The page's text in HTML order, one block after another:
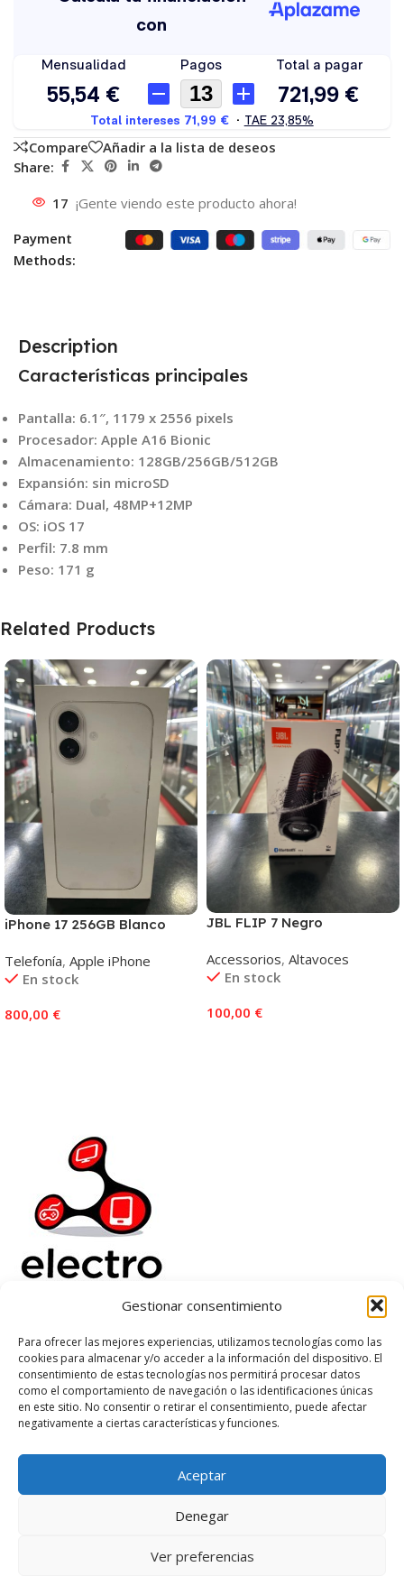
Gestionar consentimiento
Para ofrecer las mejores experiencias, utilizamos tecnologías como las
cookies para almacenar y/o acceder a la información del dispositivo. El
consentimiento de estas tecnologías nos permitirá procesar datos
como el comportamiento de navegación o las identificaciones únicas
en este sitio. No consentir o retirar el consentimiento, puede afectar
negativamente a ciertas características y funciones.
Aceptar
Denegar
Ver preferencias
Compare
Añadir a la lista de deseos
Share:
17 ¡Gente viendo este producto ahora!
Payment
Methods:
Description
Características principales
Pantalla: 6.1″, 1179 x 2556 pixels
Procesador: Apple A16 Bionic
Almacenamiento: 128GB/256GB/512GB
Expansión: sin microSD
Cámara: Dual, 48MP+12MP
OS: iOS 17
Perfil: 7.8 mm
Peso: 171 g
Related Products
iPhone 17 256GB Blanco
Telefonía, Apple iPhone
En stock
800,00 €
JBL FLIP 7 Negro
Accessorios, Altavoces
En stock
100,00 €
Electrorenover
Ayuda
Legal
Suscribete